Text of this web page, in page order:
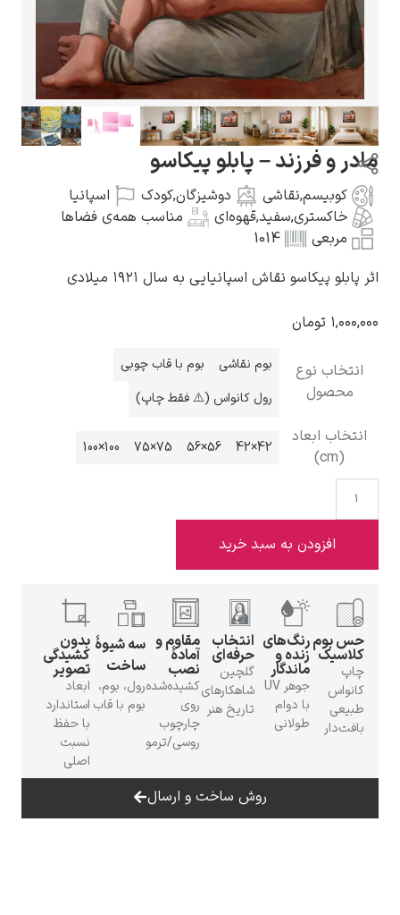
گوستاو کلیمت
ادوارد مونک
کامی پیسارو
ادوارد هاپر
ادگار دگا
لودویگ دویچ
و فرزند – پابلو پیکاسو
کوبیسم ,نقاشی دوشیزگان,کودک
اسپانیا
خاکستری,سفید,قهوه‌ای
مناسب همه‌ی فضاها
مربعی
1014
پیکاسو نقاش اسپانیایی به سال ۱۹۲۱ میلادی
تومان
نوع
محصول
بوم نقاشی
بوم با قاب چوبی
رول کانواس (⚠️ فقط چاپ)
ابعاد
42×42
56×56
75×75
100×100
افزودن به سبد خرید
بومرنگ‌های
زنده و
ماندگار
با دوام
طولانی
انتخاب
حرفه‌ای
گلچین
شاهکارهای
تاریخ هنر
مقاوم و
آمادهٔ
نصب
کشیده‌شده
روی
چارچوب
روسی/ترمو
سه شیوهٔ
ساخت
رول، بوم،
بوم با قاب
بدون
کشیدگی
تصویر
ابعاد
استاندارد
روش ساخت و ارسال